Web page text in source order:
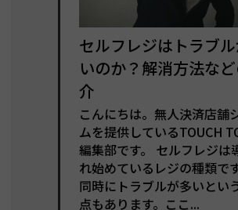
セルフレジはトラブ
いのか？解消方法な
介
こんにちは。無人決済店舗
ムを提供しているTOUCH
編集部です。 セルフレジは
れ始めているレジの種類で
同時にトラブルが多いとい
点もあります。ここ...